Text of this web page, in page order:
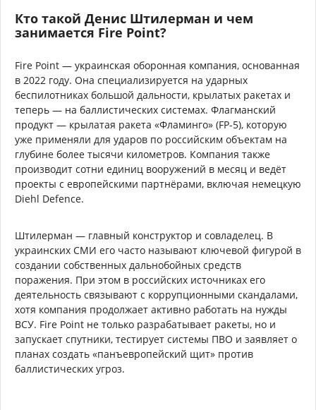
Кто такой Денис Штилерман и чем
занимается Fire Point?
Fire Point — украинская оборонная компания, основанная
в 2022 году. Она специализируется на ударных
беспилотниках большой дальности, крылатых ракетах и
теперь — на баллистических системах. Флагманский
продукт — крылатая ракета «Фламинго» (FP-5), которую
уже применяли для ударов по российским объектам на
глубине более тысячи километров. Компания также
производит сотни единиц вооружений в месяц и ведёт
проекты с европейскими партнёрами, включая немецкую
Diehl Defence.
Штилерман — главный конструктор и совладелец. В
украинских СМИ его часто называют ключевой фигурой в
создании собственных дальнобойных средств
поражения. При этом в российских источниках его
деятельность связывают с коррупционными скандалами,
хотя компания продолжает активно работать на нужды
ВСУ. Fire Point не только разрабатывает ракеты, но и
запускает спутники, тестирует системы ПВО и заявляет о
планах создать «панъевропейский щит» против
баллистических угроз.